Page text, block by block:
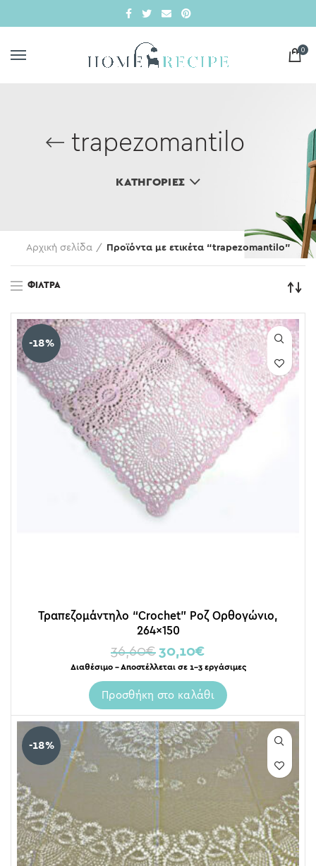
0
trapezomantilo
ΚΑΤΗΓΟΡΊΕΣ
Αρχική σελίδα Προϊόντα με ετικέτα “trapezomantilo”
ΦΊΛΤΡΑ
-18%
Τραπεζομάντηλο “Crochet” Ροζ Ορθογώνιο,
264×150
36,60€ 30,10€
Διαθέσιμο – Αποστέλλεται σε 1-3 εργάσιμες
Προσθήκη στο καλάθι
-18%